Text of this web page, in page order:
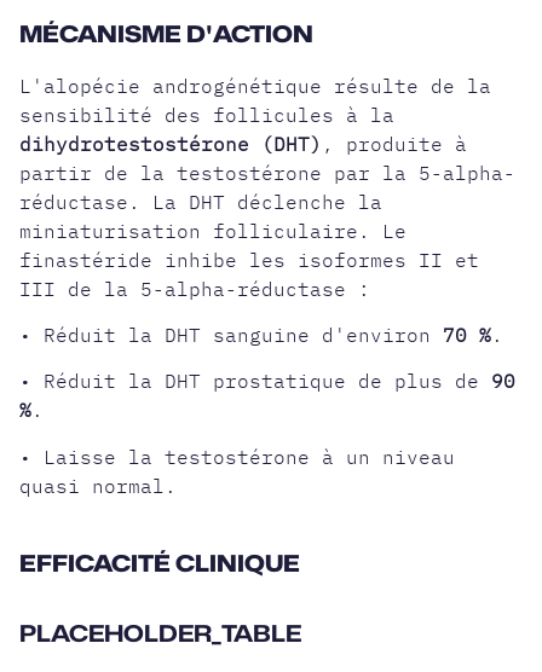
MÉCANISME D'ACTION
L'alopécie androgénétique résulte de la
sensibilité des follicules à la
dihydrotestostérone (DHT) , produite à
partir de la testostérone par la 5-alpha-
réductase. La DHT déclenche la
miniaturisation folliculaire. Le
finastéride inhibe les isoformes II et
III de la 5-alpha-réductase :
• Réduit la DHT sanguine d'environ 70 % .
• Réduit la DHT prostatique de plus de 90
% .
• Laisse la testostérone à un niveau
quasi normal.
EFFICACITÉ CLINIQUE
PLACEHOLDER_TABLE